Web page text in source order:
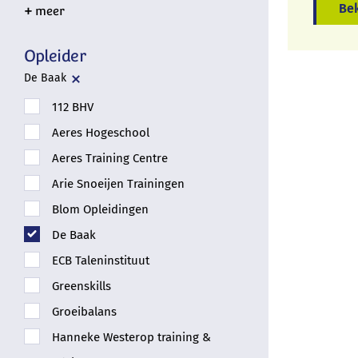
Opleider
De Baak
112 BHV
Aeres Hogeschool
Aeres Training Centre
Arie Snoeijen Trainingen
Blom Opleidingen
De Baak
ECB Taleninstituut
Greenskills
Groeibalans
Hanneke Westerop training &